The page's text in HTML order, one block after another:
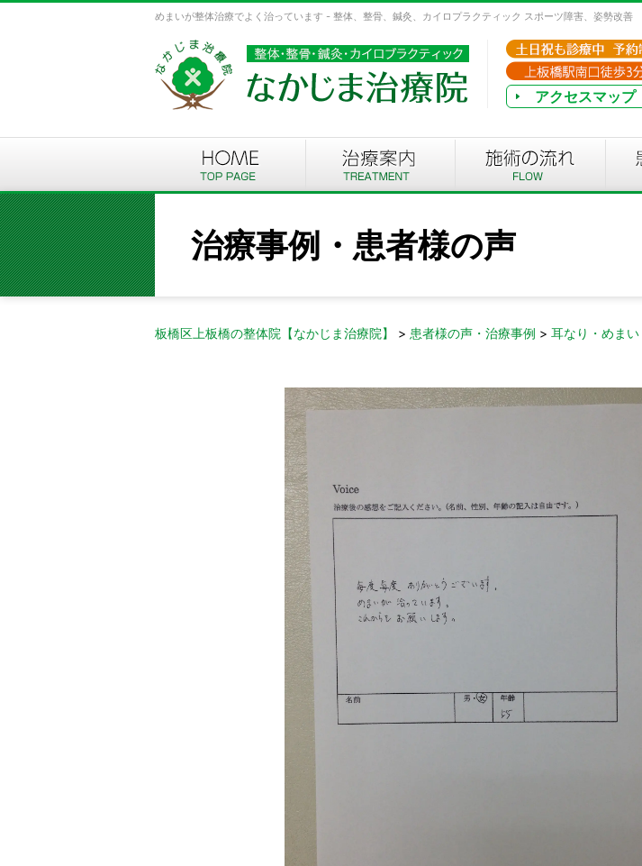
めまいが整体治療でよく治っています - 整体、整骨、鍼灸、カイロプラクティック スポーツ障害、姿勢改善
アクセスマップ
治療事例・患者様の声
板橋区上板橋の整体院【なかじま治療院】 > 患者様の声・治療事例 > 耳なり・めまい